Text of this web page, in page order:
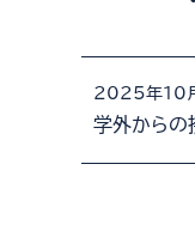
2025年10
学外からの